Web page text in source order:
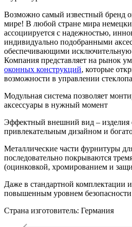
Возможно самый известный бренд
мире! В любой стране мира
ассоциируется с надежностью,
индивидуально подобранными
обеспечивающими исключительную
Компания представляет на рынок
оконных конструкций, которые
возможности в управлении
Модульная система позволяет
аксессуары в нужный момент
Эффектный внешний вид – изделия
привлекательным дизайном и
Металлические части фурнитуры
последовательно покрываются
(оцинковкой, хромированием и
Даже в стандартной комплектации
повышенным уровнем безопасности
Страна изготовитель: Германия